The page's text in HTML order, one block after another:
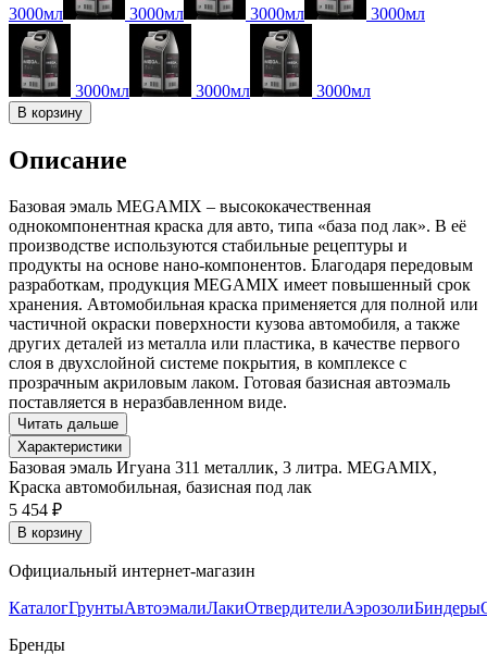
3000мл 3000мл 3000мл 3000мл
3000мл 3000мл 3000мл
В корзину
Описание
Базовая эмаль MEGAMIX – высококачественная
однокомпонентная краска для авто, типа «база под лак». В её
производстве используются стабильные рецептуры и
продукты на основе нано-компонентов. Благодаря передовым
разработкам, продукция MEGAMIX имеет повышенный срок
хранения. Автомобильная краска применяется для полной или
частичной окраски поверхности кузова автомобиля, а также
других деталей из металла или пластика, в качестве первого
слоя в двухслойной системе покрытия, в комплексе с
прозрачным акриловым лаком. Готовая базисная автоэмаль
поставляется в неразбавленном виде.
Читать дальше
Характеристики
Базовая эмаль Игуана 311 металлик, 3 литра. MEGAMIX,
Краска автомобильная, базисная под лак
5 454 ₽
В корзину
Официальный интернет-магазин
КаталогГрунтыАвтоэмалиЛакиОтвердителиАэрозолиБиндеры
Бренды